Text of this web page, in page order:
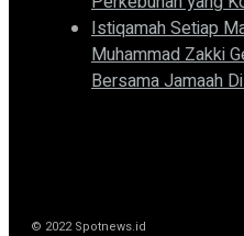
Istiqamah Setiap
Muhammad Zakki
Bersama Jamaah
© 2022 Spotnews.id